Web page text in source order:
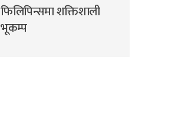
फिलिपिन्समा शक्तिशाली
भूकम्प